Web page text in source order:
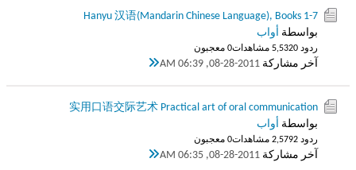
Hanyu 汉语(Mandarin Chinese Language), Books 1-7
بواسطة أواب
ردود 0 5,532 مشاهدات 0 معجبون
آخر مشاركة 08-28-2011, 06:39 AM
实用口语交际艺术 Practical art of oral communication
بواسطة أواب
ردود 2 2,579 مشاهدات 0 معجبون
آخر مشاركة 08-28-2011, 06:35 AM